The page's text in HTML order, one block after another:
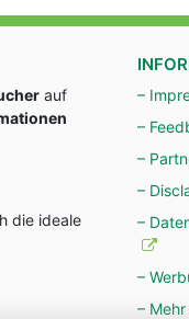
auf
die ideale
–
–
–
–
–
–
–